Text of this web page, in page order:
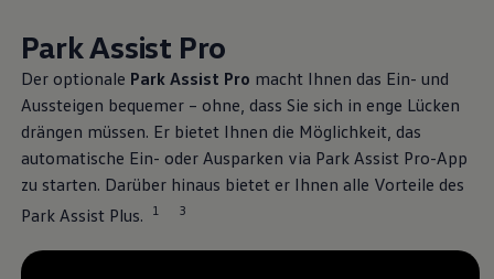
harmonisch verbindet. Grosse Displays, haptische
Tasten, beheizbare Sitze und praktische USB-C-
Anschlüsse schaffen Übersicht und Komfort.
Hochwertige Materialien und Textilien schaffen ein
angenehm offenes Raumkonzept, das sich schon
beim Einsteigen wie Ankommen anfühlt.
Mehr zum Interieur
Park Assist Pro
Der optionale Park Assist Pro macht Ihnen das Ein- und
Aussteigen bequemer – ohne, dass Sie sich in enge Lücken
drängen müssen. Er bietet Ihnen die Möglichkeit, das
automatische Ein- oder Ausparken via Park Assist Pro-App
zu starten. Darüber hinaus bietet er Ihnen alle Vorteile des
Park Assist Plus.
1 3